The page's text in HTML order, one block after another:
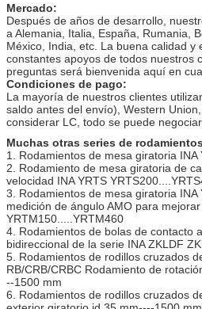
Mercado:
Después de años de desarrollo,
a Alemania, Italia, España, Rumania,
México, India, etc. La buena calidad y
constantes apoyos de todos nuestros
preguntas será bienvenida aquí en
Condiciones de pago:
La mayoría de nuestros clientes
saldo antes del envío), Western
considerar LC, todo se puede negociar.
Muchas otras series de
1. Rodamientos de mesa giratoria
2. Rodamiento de mesa giratoria de
velocidad INA YRTS
3. Rodamientos de mesa giratoria INA
medición de ángulo AMO para mejorar
YRTM150.....YRTM460
4. Rodamientos de bolas de contacto
bidireccional de la serie INA ZKLDF
5. Rodamientos de rodillos cruzados
RB/CRB/CRBC Rodamiento de
--1500 mm
6. Rodamientos de rodillos cruzados